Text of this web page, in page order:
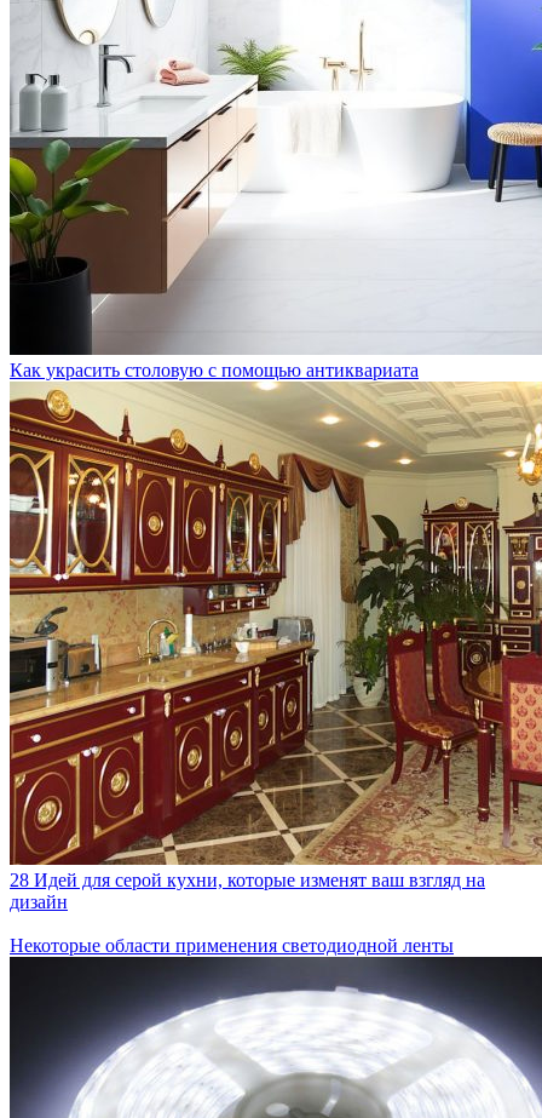
Как украсить столовую с помощью антиквариата
28 Идей для серой кухни, которые изменят ваш взгляд на
дизайн
Некоторые области применения светодиодной ленты